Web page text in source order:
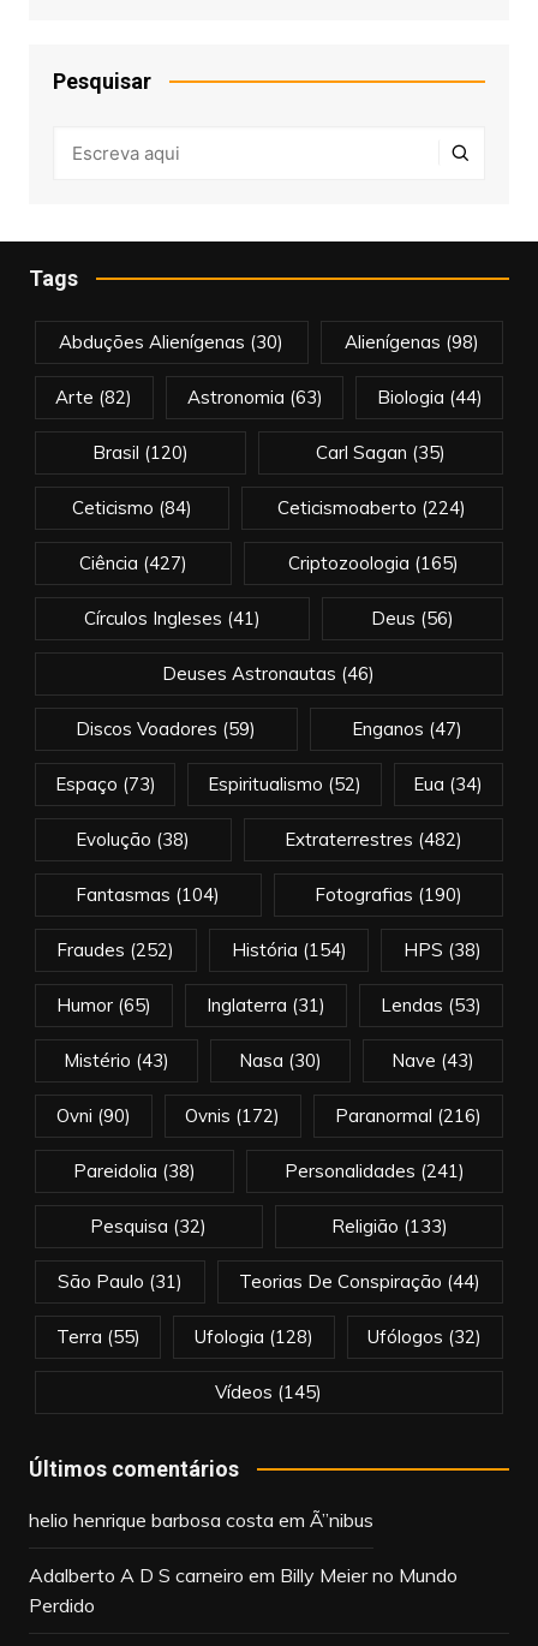
Pesquisar
Tags
Abduções Alienígenas (30) Alienígenas (98)
Arte (82) Astronomia (63) Biologia (44)
Brasil (120) Carl Sagan (35)
Ceticismo (84) Ceticismoaberto (224)
Ciência (427) Criptozoologia (165)
Círculos Ingleses (41) Deus (56)
Deuses Astronautas (46)
Discos Voadores (59) Enganos (47)
Espaço (73) Espiritualismo (52) Eua (34)
Evolução (38) Extraterrestres (482)
Fantasmas (104) Fotografias (190)
Fraudes (252) História (154) HPS (38)
Humor(65) Inglaterra (31) Lendas (53)
Mistério (43) Nasa (30) Nave (43)
Ovni (90) Ovnis (172) Paranormal (216)
Pareidolia (38) Personalidades (241)
Pesquisa (32) Religião (133)
São Paulo (31) Teorias De Conspiração (44)
Terra (55) Ufologia (128) Ufólogos (32)
Vídeos (145)
Últimos comentários
helio henrique barbosa costa em Ã”nibus
Adalberto A D S carneiro em Billy Meier no Mundo
Perdido